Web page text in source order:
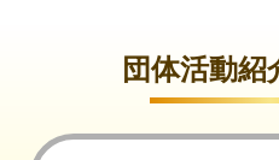
団体活動紹